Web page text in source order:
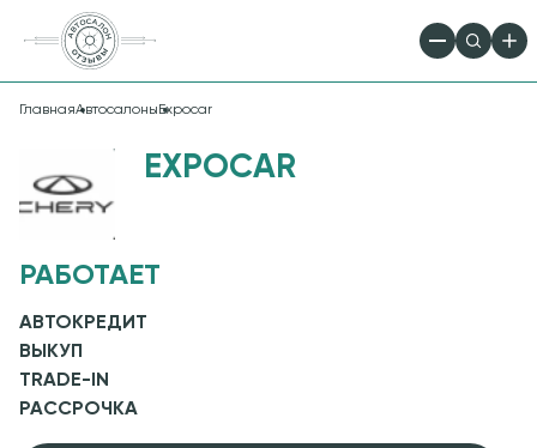
ГлавнаяАвтосалоны Expocar
EXPOCAR
РАБОТАЕТ
АВТОКРЕДИТ
ВЫКУП
TRADE-IN
РАССРОЧКА